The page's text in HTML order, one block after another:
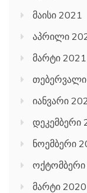
მაისი 2021
აპრილი
მარტი 2021
იანვარი
დეკემბერი
ნოემბერი
მარტი 2020